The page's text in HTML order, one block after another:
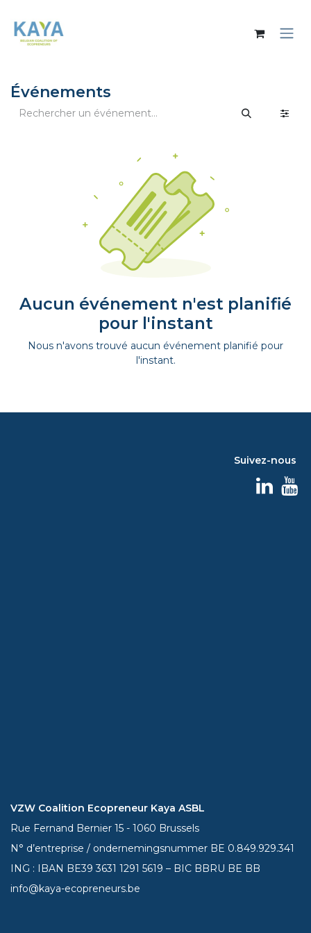
Événements
Aucun événement n'est planifié
pour l'instant
Nous n'avons trouvé aucun événement planifié pour
l'instant.
Suivez-nous
VZW Coalition Ecopreneur Kaya ASBL
Rue Fernand Bernier 15 - 1060 Brussels
N° d’entreprise / ondernemingsnummer BE 0.849.929.341
ING : IBAN BE393631 1291 5619 – BIC BBRU BE BB
info@kaya-ecopreneurs.be